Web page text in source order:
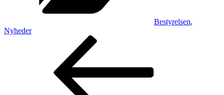
Bestyrelsen,
Nyheder
Indlægsnavigation